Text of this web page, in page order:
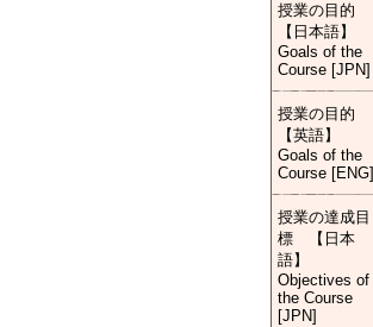
授業の目的
【日本語】
Goals of the
Course [JPN]
授業の目的
【英語】
Goals of the
Course [ENG]
授業の達成目
標 【日本
語】
Objectives of
the Course
[JPN]